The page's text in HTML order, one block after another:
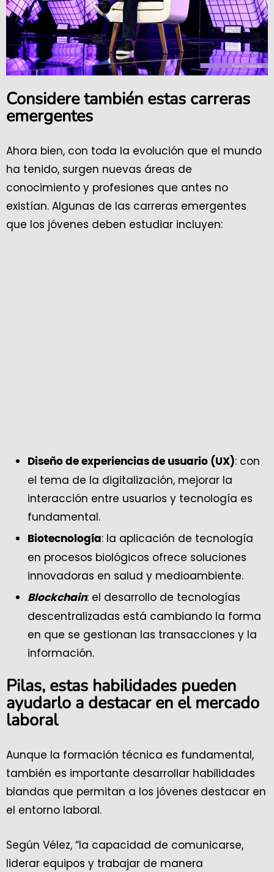
Considere también estas carreras
emergentes
Ahora bien, con toda la evolución que el mundo
ha tenido, surgen nuevas áreas de
conocimiento y profesiones que antes no
existían. Algunas de las carreras emergentes
que los jóvenes deben estudiar incluyen:
Diseño de experiencias de usuario (UX): con
el tema de la digitalización, mejorar la
interacción entre usuarios y tecnología es
fundamental.
Biotecnología: la aplicación de tecnología
en procesos biológicos ofrece soluciones
innovadoras en salud y medioambiente.
Blockchain: el desarrollo de tecnologías
descentralizadas está cambiando la forma
en que se gestionan las transacciones y la
información.
Pilas, estas habilidades pueden
ayudarlo a destacar en el mercado
laboral
Aunque la formación técnica es fundamental,
también es importante desarrollar habilidades
blandas que permitan a los jóvenes destacar en
el entorno laboral.
Según Vélez, “la capacidad de comunicarse,
liderar equipos y trabajar de manera